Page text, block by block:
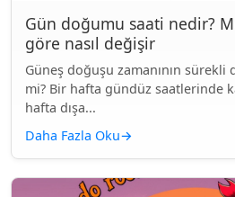
Gün doğumu saati nedir?
göre nasıl değişir
Güneş doğuşu zamanının
mi? Bir hafta gündüz saatlerinde
hafta dışa...
Daha Fazla Oku→